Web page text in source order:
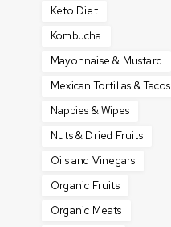
Keto Diet
Kombucha
Mayonnaise & Mustard
Mexican Tortillas & Tacos
Nappies & Wipes
Nuts & Dried Fruits
Oils and Vinegars
Organic Fruits
Organic Meats